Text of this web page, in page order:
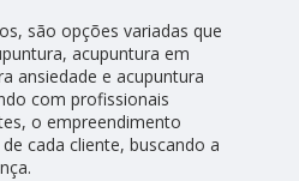
são opções variadas que
acupuntura em
ansiedade e acupuntura
com profissionais
o empreendimento
cada cliente, buscando a